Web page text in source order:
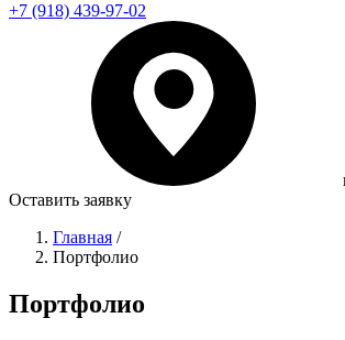
+7 (918) 439-97-02
Оставить заявку
Главная /
Портфолио
Портфолио